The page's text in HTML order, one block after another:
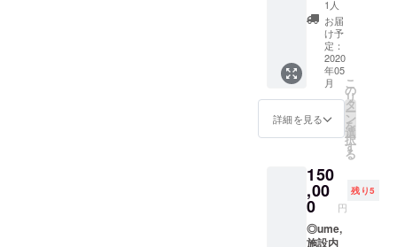
でのお
支払い
をお願
いいた
しま
す。 ※
お部屋
は、季
節によ
しま
す。詳
しいお
値段
は、ご
予約の
ん。端
数につ
きまし
ては現
金でご
精算く
ださ
宿泊を
事前決
た場
合、チ
ケット
での換
金はで
www.u
memori
.co.jp/
―――
―――
―――
―――
― ●申
込み
大3件ま
で ①１
件目 お
送り
先： 受
い。 ※
宿泊を
事前決
済で予
約され
た場
合、チ
ケット
での換
※「宿泊
だけ事
前決
済、カ
フェだ
で販売
してい
る野菜
や雑貨
の購入
など、
なにに
でもご
利用い
「宿
泊、体
験、カ
フェ、
雑貨購
年間有
効で
す。
（2020
年5月ご
ろ、到
着予
定）
ゴール
デンウ
のおで
かけに
どう
ぞ！ ※
宿泊、
体験、
た、新
鮮なお
食事
で、身
体も心
もきれ
いに
なっ
て、い
つもよ
ラット
な会話
が弾む
はず！
チーム
ビル
利用い
ただけ
ます。 -
ume,の
「宿
泊、体
験、カ
フェ、
雑貨購
入等」
代わり
にご利
用いた
だくこ
とがで
きま
用） ■
セミ
ナー付
き宿泊
研修プ
ラン
（一棟
貸切）
今回の
プロ
トの仕
掛人、
(株)梅守
本店の
梅守志
歩が講
1人
お届
け予
定：
2020
年05
月
詳細を見る
こ
の
リ
タ
ー
ン
を
選
択
す
る
150
,00
0 円
残り5
◎ume,
施設内